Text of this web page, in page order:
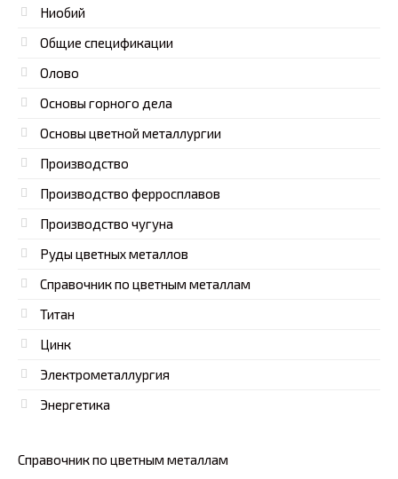
Ниобий
Общие спецификации
Олово
Основы горного дела
Основы цветной металлургии
Производство
Производство ферросплавов
Производство чугуна
Руды цветных металлов
Справочник по цветным металлам
Титан
Цинк
Электрометаллургия
Энергетика
Справочник по цветным металлам